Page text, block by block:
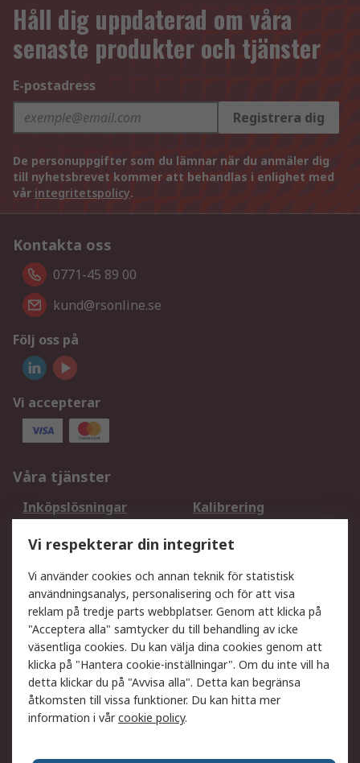
Håll dig uppdaterad om våra
senaste produkter och tjänster
E-postadress
Registrera dig
De personuppgifter som du lämnar när du anmäler dig
till nyhetsbrevet kommer att behandlas i enlighet med
vår integritetspolicy.
Kontakta oss
0771-45 89 00
kund@rsonline.se
Följ oss på
Vi accepterar
Våra tjänster
Inköpslösningar
Kalibrering
DesignSpark
Teknisk Support
Ditt lokala säljteam
Exportlösningar
Support
Få hjälp
Retur av varor
Leverans
Spåra din order
Begär en fakturakopi
Fördelar med RS-konto
Betalningsalternativ
Vi respekterar din integritet
Vi använder cookies och annan teknik för statistisk
användningsanalys, personalisering och för att visa
reklam på tredje parts webbplatser. Genom att klicka på
"Acceptera alla" samtycker du till behandling av icke
väsentliga cookies. Du kan välja dina cookies genom att
klicka på "Hantera cookie-inställningar". Om du inte vill ha
detta klickar du på "Avvisa alla". Detta kan begränsa
åtkomsten till vissa funktioner. Du kan hitta mer
information i vårcookie policy.